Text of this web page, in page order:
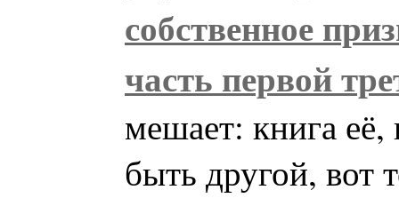
собственное
часть первой
мешает: книга
быть другой, вот